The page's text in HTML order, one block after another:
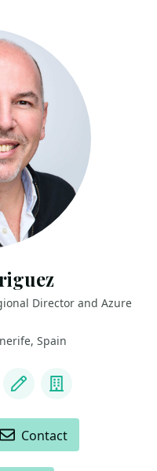
Director and Azure
Spain
Blog Company
Contact